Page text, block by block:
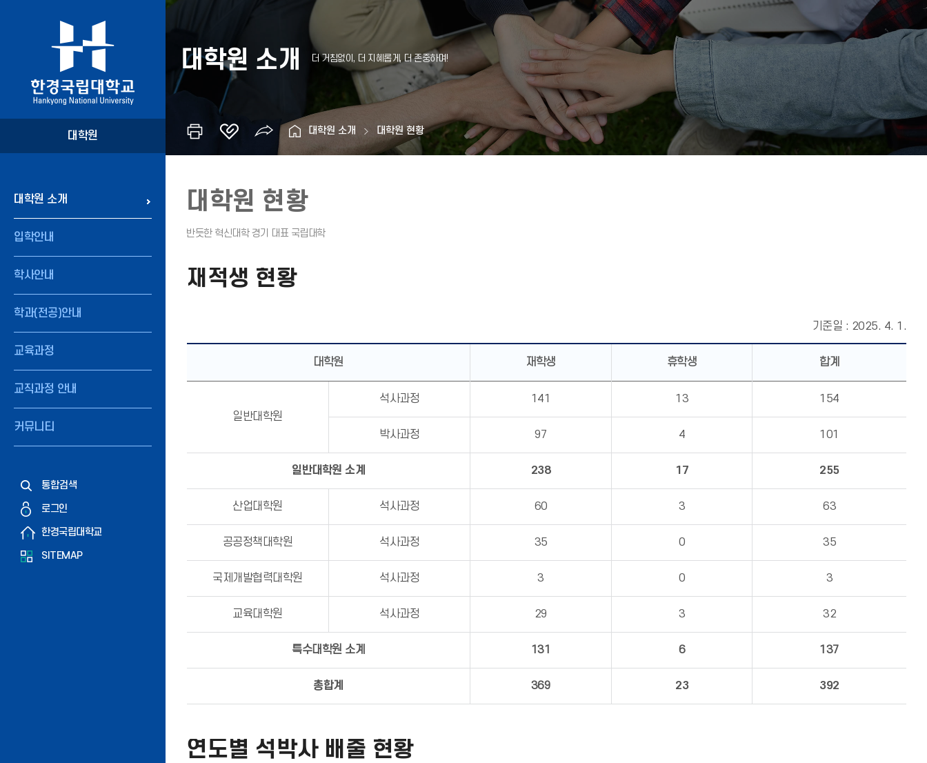
대학원
대학원 소개
입학안내
학사안내
학과(전공)안내
교육과정
교직과정 안내
커뮤니티
통합검색
로그인
한경국립대학교
SITEMAP
대학원 소개
대학원 소개 대학원 현황
대학원 현황
재적생 현황
기준일 : 2025. 4. 1.
대학원 재학생 휴학생 합계
일반대학원
석사과정 141 13 154
박사과정 97 4 101
일반대학원 소계 238 17 255
산업대학원 석사과정 60 3 63
공공정책대학원 석사과정 35 0 35
국제개발협력대학원 석사과정 3 0 3
교육대학원 석사과정 29 3 32
특수대학원 소계 131 6 137
총합계 369 23 392
연도별 석박사 배출 현황